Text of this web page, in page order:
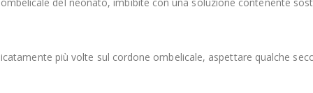
più volte sul cordone ombelicale, aspettare qualche